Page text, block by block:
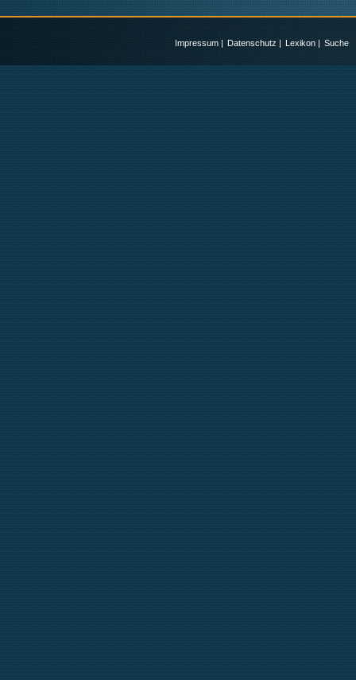
Impressum | Datenschutz | Lexikon | Suche